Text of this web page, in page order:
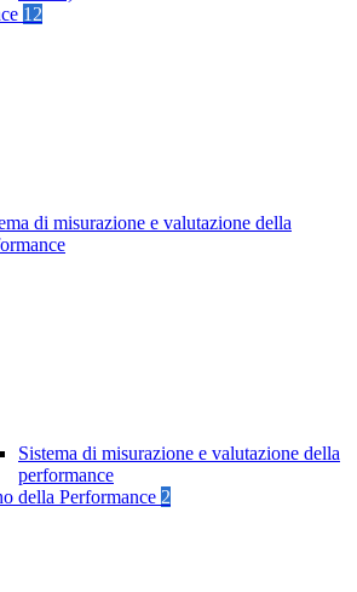
12
di misurazione e valutazione della
Sistema di misurazione e valutazione della
performance
della Performance 2